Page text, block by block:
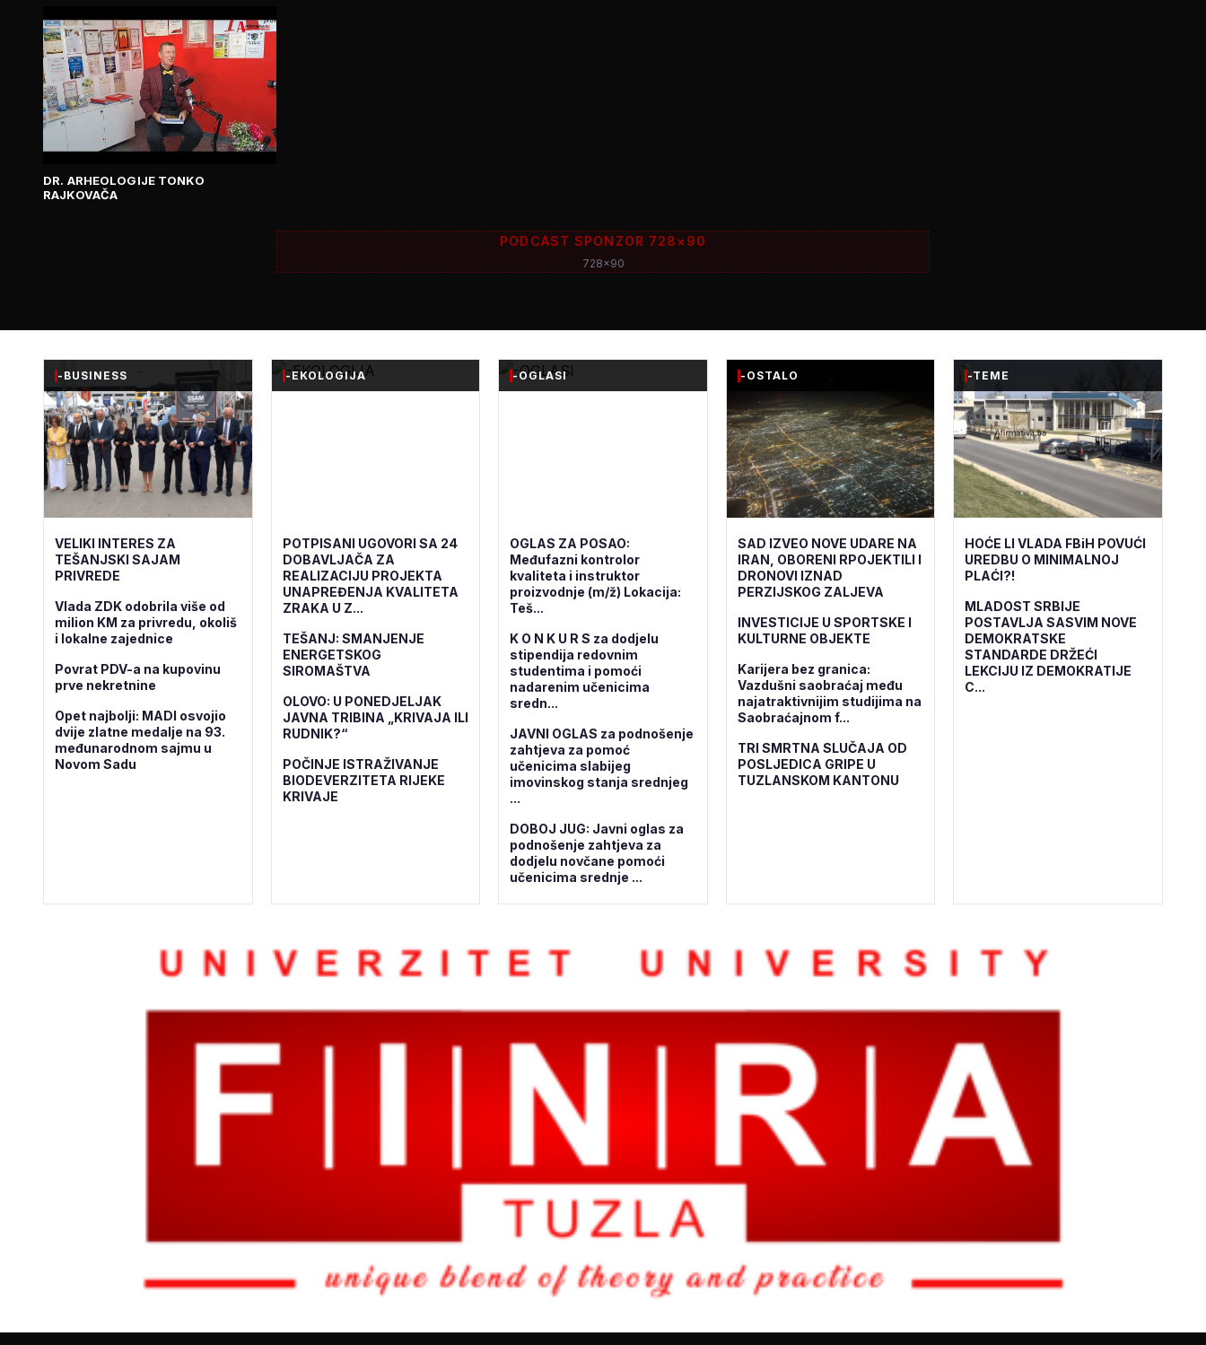
DR. ARHEOLOGIJE TONKO
RAJKOVAČA
PODCAST SPONZOR 728×90
728x90
-BUSINESS
VELIKI INTERES ZA
TEŠANJSKI SAJAM
PRIVREDE
Vlada ZDK odobrila više od
milion KM za privredu, okoliš
i lokalne zajednice
Povrat PDV-a na kupovinu
prve nekretnine
Opet najbolji: MADI osvojio
dvije zlatne medalje na 93.
međunarodnom sajmu u
Novom Sadu
-EKOLOGIJA
POTPISANI UGOVORI SA 24
DOBAVLJAČA ZA
REALIZACIJU PROJEKTA
UNAPREĐENJA KVALITETA
ZRAKA U Z...
TEŠANJ: SMANJENJE
ENERGETSKOG
SIROMAŠTVA
OLOVO: U PONEDJELJAK
JAVNA TRIBINA „KRIVAJA ILI
RUDNIK?“
POČINJE ISTRAŽIVANJE
BIODEVERZITETA RIJEKE
KRIVAJE
-OGLASI
OGLAS ZA POSAO:
Međufazni kontrolor
kvaliteta i instruktor
proizvodnje (m/ž) Lokacija:
Teš...
K O N K U R S za dodjelu
stipendija redovnim
studentima i pomoći
nadarenim učenicima
sredn...
JAVNI OGLAS za podnošenje
zahtjeva za pomoć
učenicima slabijeg
imovinskog stanja srednjeg
...
DOBOJ JUG: Javni oglas za
podnošenje zahtjeva za
dodjelu novčane pomoći
učenicima srednje ...
-OSTALO
SAD IZVEO NOVE UDARE NA
IRAN, OBORENI RPOJEKTILI I
DRONOVI IZNAD
PERZIJSKOG ZALJEVA
INVESTICIJE U SPORTSKE I
KULTURNE OBJEKTE
Karijera bez granica:
Vazdušni saobraćaj među
najatraktivnijim studijima na
Saobraćajnom f...
TRI SMRTNA SLUČAJA OD
POSLJEDICA GRIPE U
TUZLANSKOM KANTONU
-TEME
HOĆE LI VLADA FBiH POVUĆI
UREDBU O MINIMALNOJ
PLAĆI?!
MLADOST SRBIJE
POSTAVLJA SASVIM NOVE
DEMOKRATSKE
STANDARDE DRŽEĆI
LEKCIJU IZ DEMOKRATIJE
C...